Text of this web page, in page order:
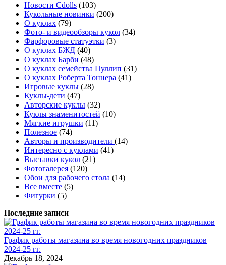
Новости Cdolls (103)
Кукольные новинки (200)
О куклах (79)
Фото- и видеообзоры кукол (34)
Фарфоровые статуэтки (3)
О куклах БЖД (40)
О куклах Барби (48)
О куклах семейства Пуллип (31)
О куклах Роберта Тоннера (41)
Игровые куклы (28)
Куклы-дети (47)
Авторские куклы (32)
Куклы знаменитостей (10)
Мягкие игрушки (11)
Полезное (74)
Авторы и производители (14)
Интересно с куклами (41)
Выставки кукол (21)
Фотогалерея (120)
Обои для рабочего стола (14)
Все вместе (5)
Фигурки (5)
Последние записи
График работы магазина во время новогодних праздников
2024-25 гг.
Декабрь 18, 2024